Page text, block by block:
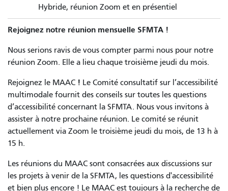
Hybride, réunion Zoom et en présentiel
Rejoignez notre réunion mensuelle SFMTA !
Nous serions ravis de vous compter parmi nous pour notre
réunion Zoom. Elle a lieu chaque troisième jeudi du mois.
Rejoignez le MAAC ! Le Comité consultatif sur l’accessibilité
multimodale fournit des conseils sur toutes les questions
d’accessibilité concernant la SFMTA. Nous vous invitons à
assister à notre prochaine réunion. Le comité se réunit
actuellement via Zoom le troisième jeudi du mois, de 13 h à
15 h.
Les réunions du MAAC sont consacrées aux discussions sur
les projets à venir de la SFMTA, les questions d'accessibilité
et bien plus encore ! Le MAAC est toujours à la recherche de